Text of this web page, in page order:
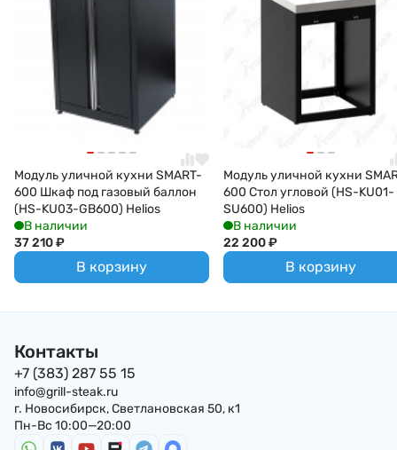
Модуль уличной кухни SMART-
600 Шкаф под газовый баллон
(HS-KU03-GB600) Helios
В наличии
37 210₽
В корзину
Модуль уличной кухни
600 Стол угловой (HS-KU01-
SU600) Helios
В наличии
22 200₽
В корзину
Контакты
+7 (383) 287 55 15
info@grill-steak.ru
г. Новосибирск, Светлановская 50, к1
Пн-Вс 10:00—20:00